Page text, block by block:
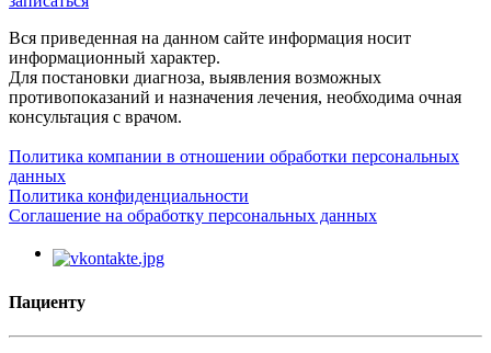
Вся приведенная на данном сайте информация носит
информационный характер.
Для постановки диагноза, выявления возможных
противопоказаний и назначения лечения, необходима очная
консультация с врачом.
Политика компании в отношении обработки персональных
данных
Политика конфиденциальности
Соглашение на обработку персональных данных
Пациенту